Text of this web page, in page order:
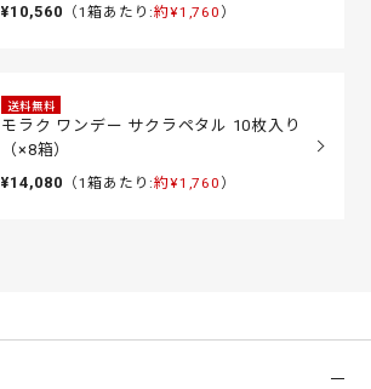
¥10,560 （1箱あたり:約¥1,760 ）
送料無料
モラク ワンデー サクラペタル 10枚入り
（×8箱）
¥14,080 （1箱あたり:約¥1,760 ）